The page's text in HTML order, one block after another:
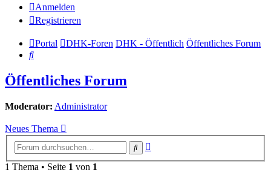
Anmelden
Registrieren
Portal DHK-Foren DHK - Öffentlich Öffentliches Forum
Suche
Öffentliches Forum
Moderator: Administrator
Neues Thema
Suche
1 Thema • Seite 1 von 1